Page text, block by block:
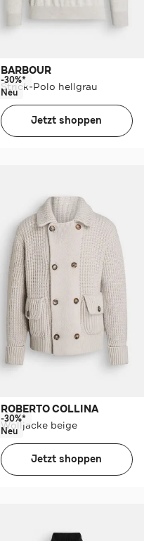
BARBOUR
Strick-Polo hellgrau
-30%*
Neu
Jetzt shoppen
ROBERTO COLLINA
Wolljacke beige
-30%*
Neu
Jetzt shoppen